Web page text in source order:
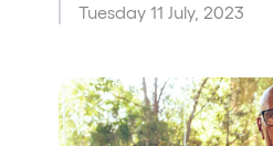
Who we are
Do you want to work
elrow News
Tuesday 11 July, 2023